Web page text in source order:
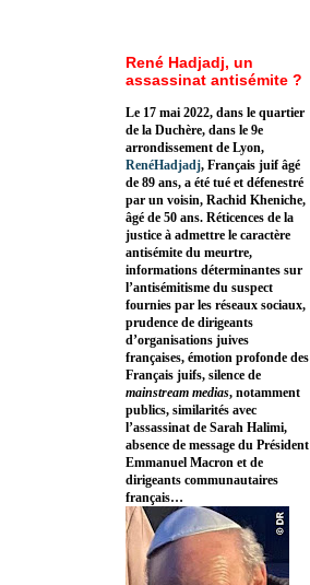
René Hadjadj, un
assassinat antisémite ?
Le 17 mai 2022, dans le quartier
de la Duchère, dans le 9e
arrondissement de Lyon,
RenéHadjadj, Français juif âgé
de 89 ans, a été tué et défenestré
par un voisin, Rachid Kheniche,
âgé de 50 ans. Réticences de la
justice à admettre le caractère
antisémite du meurtre,
informations déterminantes sur
l’antisémitisme du suspect
fournies par les réseaux sociaux,
prudence de dirigeants
d’organisations juives
françaises, émotion profonde des
Français juifs, silence de
mainstream medias, notamment
publics, similarités avec
l’assassinat de Sarah Halimi,
absence de message du Président
Emmanuel Macron et de
dirigeants communautaires
français…